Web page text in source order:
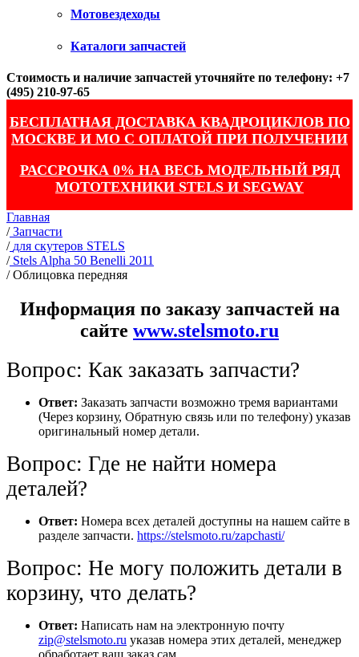
Мотовездеходы
Каталоги запчастей
Стоимость и наличие запчастей уточняйте по телефону: +7
(495) 210-97-65
БЕСПЛАТНАЯ ДОСТАВКА КВАДРОЦИКЛОВ ПО
МОСКВЕ И МО С ОПЛАТОЙ ПРИ ПОЛУЧЕНИИ
РАССРОЧКА 0% НА ВЕСЬ МОДЕЛЬНЫЙ РЯД
МОТОТЕХНИКИ STELS И SEGWAY
Главная
/ Запчасти
/ для скутеров STELS
/ Stels Alpha 50 Benelli 2011
/Облицовка передняя
Информация по заказу запчастей на
сайте www.stelsmoto.ru
Вопрос: Как заказать запчасти?
Ответ: Заказать запчасти возможно тремя вариантами
(Через корзину, Обратную связь или по телефону) указав
оригинальный номер детали.
Вопрос: Где не найти номера
деталей?
Ответ: Номера всех деталей доступны на нашем сайте в
разделе запчасти. https://stelsmoto.ru/zapchasti/
Вопрос: Не могу положить детали в
корзину, что делать?
Ответ: Написать нам на электронную почту
zip@stelsmoto.ru указав номера этих деталей, менеджер
обработает ваш заказ сам.